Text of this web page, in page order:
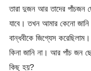
তারা দুজন আর তাদের পাঁচজন
যাবে। তখন আমার কেনো
বান্ধবীকে জিগ্যেস
কিনা জানি না। আর পাঁচ জন
কিছু হয়?